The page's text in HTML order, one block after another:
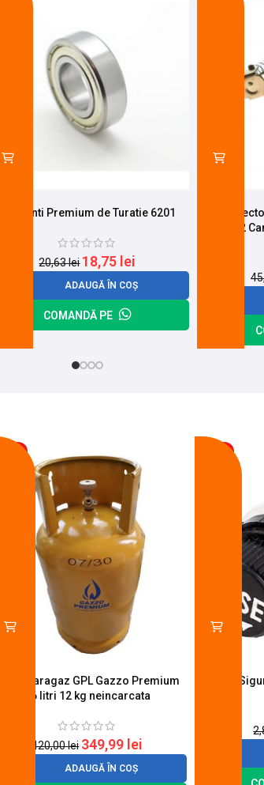
Rulmenti Premium de Turatie 6201
20,63lei 18,75 lei
ADAUGĂ ÎN COȘ
COMANDĂ PE
Perii
2
Butelie aragaz GPL Gazzo Premium
26 litri 12 kg neincarcata
420,00lei 349,99 lei
ADAUGĂ ÎN COȘ
Suport